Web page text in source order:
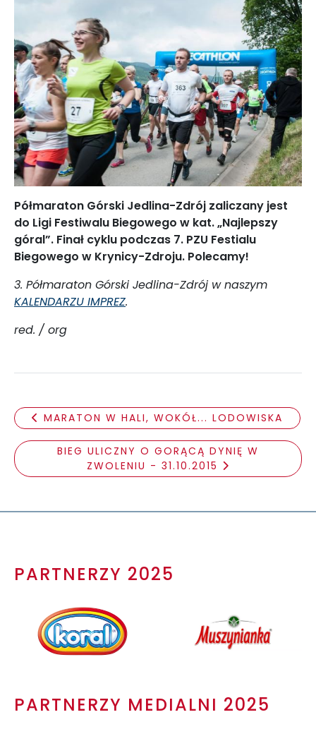
Półmaraton Górski Jedlina-Zdrój zaliczany jest
do Ligi Festiwalu Biegowego w kat. „Najlepszy
góral”. Finał cyklu podczas 7. PZU Festialu
Biegowego w Krynicy-Zdroju. Polecamy!
3. Półmaraton Górski Jedlina-Zdrój w naszym
KALENDARZU IMPREZ.
red. / org
MARATON W HALI, WOKÓŁ... LODOWISKA
BIEG ULICZNY O GORĄCĄ DYNIĘ W
ZWOLENIU - 31.10.2015
PARTNERZY 2025
PARTNERZY MEDIALNI 2025